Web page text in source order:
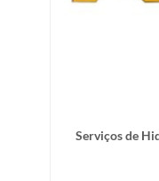
Serviços de